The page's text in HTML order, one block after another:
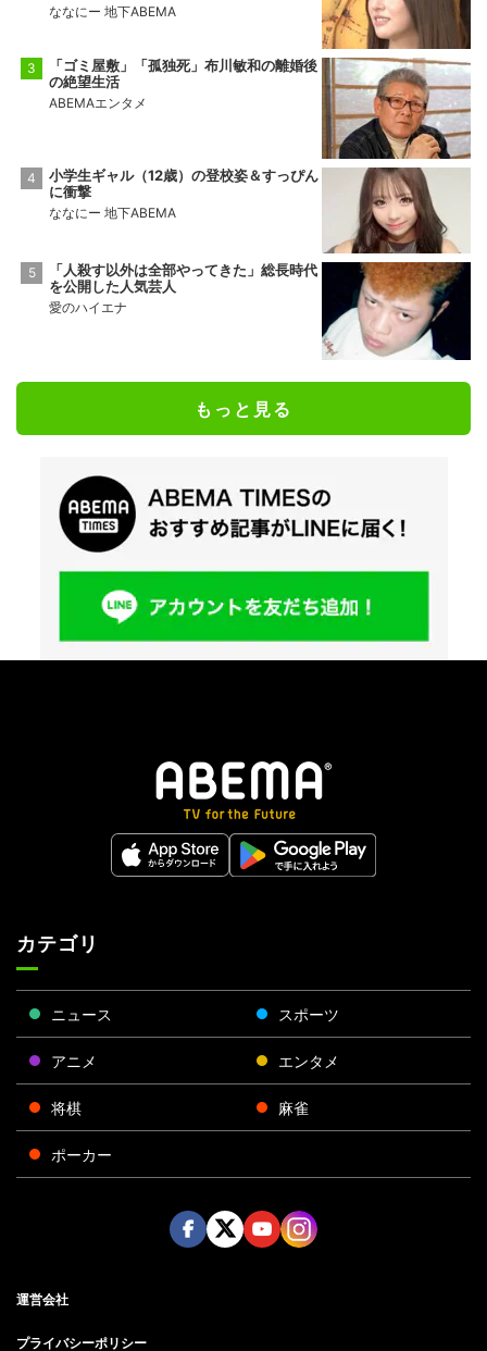
ななにー 地下ABEMA
「ゴミ屋敷」「孤独死」布川敏和の離婚後
の絶望生活
ABEMAエンタメ
小学生ギャル（12歳）の登校姿＆すっぴん
に衝撃
ななにー 地下ABEMA
「人殺す以外は全部やってきた」総長時代
を公開した人気芸人
愛のハイエナ
もっと見る
カテゴリ
ニュース スポーツ
アニメ エンタメ
将棋 麻雀
ポーカー
運営会社
プライバシーポリシー